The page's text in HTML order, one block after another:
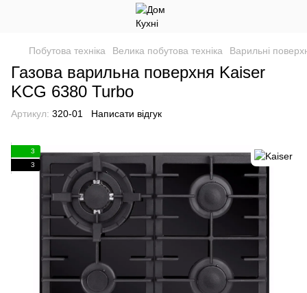
Побутова техніка Велика побутова техніка Варильні
Газова варильна поверхня Kaiser
KCG 6380 Turbo
Артикул: 320-01 Написати відгук
3
3